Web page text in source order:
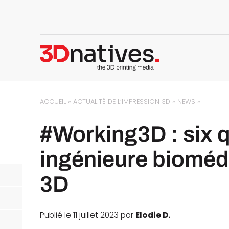
ACCUEIL »ACTUALITÉ DE L’IMPRESSION 3D » NEWS »
#Working3D : six
ingénieure
3D
Publié le 11 juillet 2023 par Elodie D.